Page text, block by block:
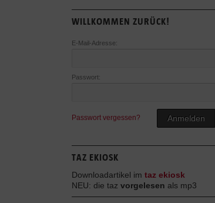
WILLKOMMEN ZURÜCK!
E-Mail-Adresse:
Passwort:
Passwort vergessen? Anmelden
TAZ EKIOSK
Downloadartikel im taz ekiosk
NEU: die taz vorgelesen als mp3